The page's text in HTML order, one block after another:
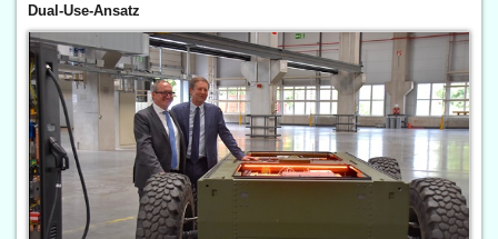
Dual-Use-Ansatz